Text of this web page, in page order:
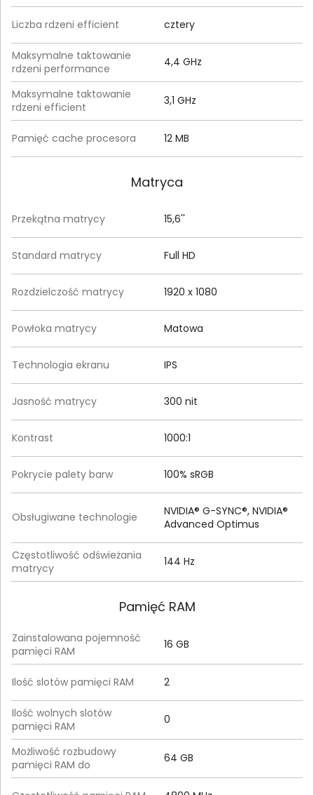
Liczba rdzeni efficient cztery
Maksymalne taktowanie
rdzeni performance
4,4 GHz
Maksymalne taktowanie
rdzeni efficient
3,1 GHz
Pamięć cache procesora 12 MB
Matryca
Przekątna matrycy 15,6''
Standard matrycy Full HD
Rozdzielczość matrycy 1920 x 1080
Powłoka matrycy Matowa
Technologia ekranu IPS
Jasność matrycy 300 nit
Kontrast 1000:1
Pokrycie palety barw 100% sRGB
Obsługiwane technologie
NVIDIA® G-SYNC®, NVIDIA®
Advanced Optimus
Częstotliwość odświeżania
matrycy
144 Hz
Pamięć RAM
Zainstalowana pojemność
pamięci RAM
16 GB
Ilość slotów pamięci RAM 2
Ilość wolnych slotów
pamięci RAM
0
Możliwość rozbudowy
pamięci RAM do
64 GB